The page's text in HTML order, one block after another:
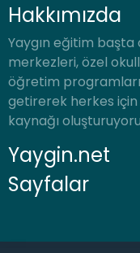
Hakkımızda
Yaygın eğitim
merkezleri, özel
öğretim
getirerek herkes
kaynağı
Yaygin.net
Sayfalar